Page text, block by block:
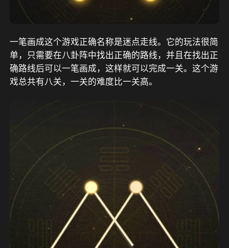
一笔画成这个游戏正确名称是迷点走线。它的玩法很简
单，只需要在八卦阵中找出正确的路线，并且在找出正
确路线后可以一笔画成，这样就可以完成一关。这个游
戏总共有八关，一关的难度比一关高。